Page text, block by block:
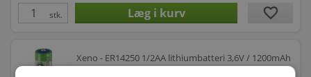
stk. favorite
Xeno - ER14250 1/2AA lithiumbatteri 3,6V / 1200mAh